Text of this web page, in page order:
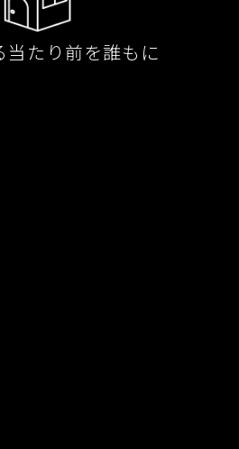
当たり前を誰もに